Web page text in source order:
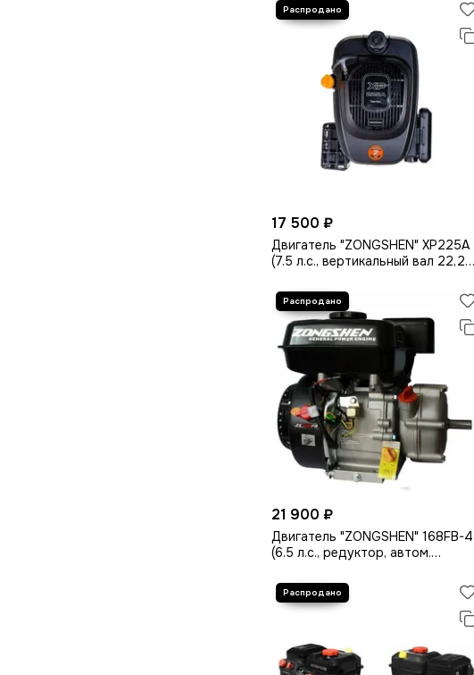
17 500 ₽
Двигатель "ZONGSHEN" XP225A
(7.5 л.с., вертикальный вал 22,2
21 900 ₽
Двигатель "ZONGSHEN" 168FB-4
(6.5 л.с., редуктор, автом.